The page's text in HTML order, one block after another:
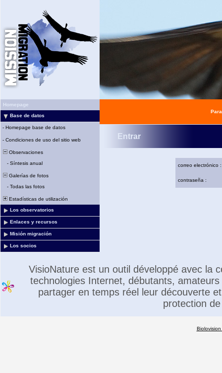
Homepage
Base de datos
- Homepage base de datos
- Condiciones de uso del sitio web
Observaciones
- Síntesis anual
Galerías de fotos
- Todas las fotos
Estadísticas de utilización
Los observatorios
Enlaces y recursos
Misión migración
Los socios
Entrar
correo electrónico :
contraseña :
VisioNature est un outil développé avec la
technologies Internet, débutants,
partager en temps réel leur découverte
protection
Biolovision